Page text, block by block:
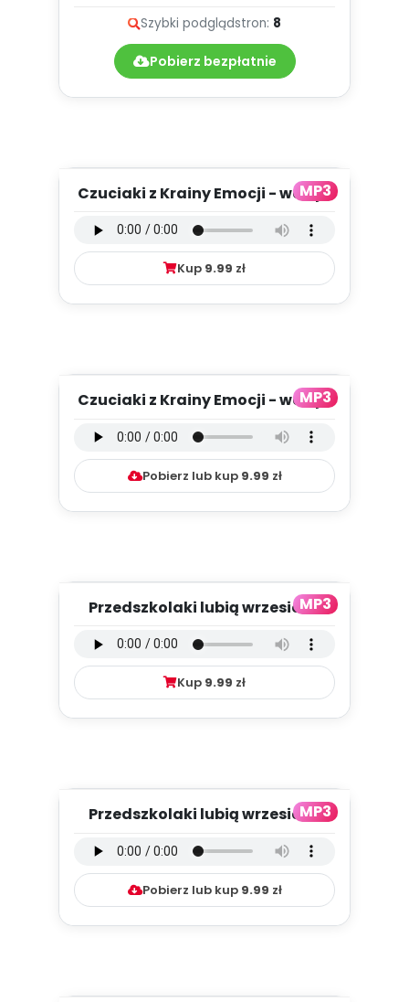
Szybki podglądstron: 8
Pobierz bezpłatnie
MP3
Czuciaki z Krainy Emocji - wersja
Kup 9.99 zł
MP3
Czuciaki z Krainy Emocji - wersja
Pobierz lub kup 9.99 zł
MP3
Przedszkolaki lubią wrzesień -
Kup 9.99 zł
MP3
Przedszkolaki lubią wrzesień -
Pobierz lub kup 9.99 zł